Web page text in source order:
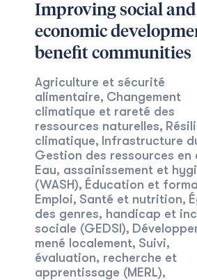
Improving social and
economic
benefit communities
Agriculture et sécurité
alimentaire, Changement
climatique et rareté des
ressources naturelles,
climatique, Infrastructure
Gestion des ressources en
Eau, assainissement et
(WASH), Éducation et
Emploi, Santé et nutrition,
des genres, handicap et
sociale (GEDSI),
mené localement, Suivi,
évaluation, recherche et
apprentissage (MERL),